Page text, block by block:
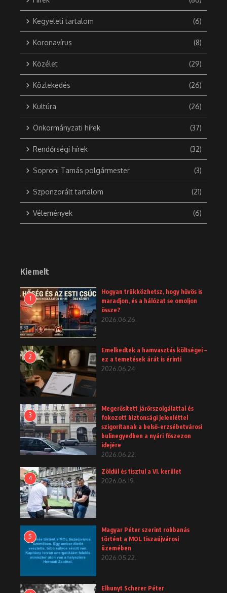
Kegyeleti tartalom (6)
Koronavírus (8)
Közélet (29)
Közlekedés (26)
Kultúra (26)
Önkormányzati hírek (37)
Rendőrségi hírek (32)
Soproni Tamás polgármester (3)
Szponzorált tartalom (21)
Vélemények (6)
Kiemelt
1
Hogyan trükközhetsz, hogy hűvös is
maradjon, és a hálózat se omoljon
össze?
2026.06.26.
2
Emelkedtek a hamvasztás költségei –
ez a temetések árát is érinti
2026.06.24.
3
Megerősített járőrszolgálattal és
fokozott biztonsági jelenléttel
szigorítanak a belső-erzsébetvárosi
bulinegyedben a nyári főszezon
idejére
2026.06.22.
4
Zöldül és tisztul a VI. kerület
2026.06.19.
5
Magyar Péter szerint robbanás
történt a MOL tiszaújvárosi
üzemében
2026.05.22.
Elhunyt Scherer Péter